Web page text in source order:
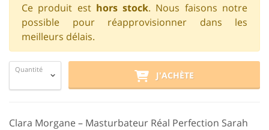
Ce produit est hors stock. Nous faisons notre
possible pour réapprovisionner dans les
meilleurs délais.
Quantité
J'ACHÈTE
Clara Morgane – Masturbateur Réal Perfection Sarah